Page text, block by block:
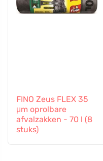
FINO Zeus FLEX 35
μm oprolbare
afvalzakken - 70 l (8
stuks)